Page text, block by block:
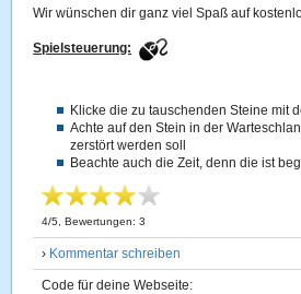
Wir wünschen dir ganz viel Spaß auf
Spielsteuerung:
Klicke die zu tauschenden Steine mit
Achte auf den Stein in der
zerstört werden soll
Beachte auch die Zeit, denn die ist
4/5 , Bewertungen:3
› Kommentar schreiben
Code für deine Webseite: